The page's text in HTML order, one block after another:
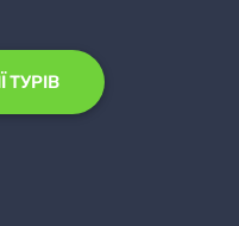
ТУРІВ